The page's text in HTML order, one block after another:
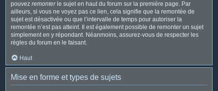
pouvez remonterle sujet en haut du forum sur la première page. Par
ailleurs, si vous ne voyez pas ce lien, cela signifie que la remontée de
sujet est désactivée ou que l’intervalle de temps pour autoriser la
remontée n’est pas atteint. Il est également possible de remonter un sujet
simplement en y répondant. Néanmoins, assurez-vous de respecter les
règles du forum en le faisant.
Haut
Mise en forme et types de sujets